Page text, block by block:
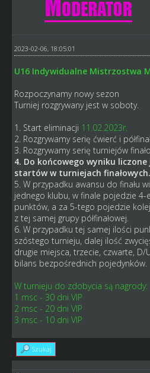
2023-02-06, 18:05:01
U16 Indywidualne Mistrzostwa
Rozpoczynamy nowysezon
Turniej rozgrywany jest w soboty.
1. Start eliminacji 11.02.2023r.
2. Rozgrywamy serię ćwierć i
3. Rozgrywamy serię turniejów
4. Do końcowego wyniku
startów w turniejach finałowych.
5. W przypadku awansu do finału
jednego klubu, w finale pojedzie 4-
punktów, a za 5-tego pojedzie
z tej samej grupy półfinałowej.
6. W przypadku tej samej ilości
szóstego turnieju, dalej ilość
drugie miejsca, trzecie, czwarte, D/
bilans bezpośrednich pojedynków.
W turnieju do zdobycia są nagrody:
1 msc - 30 dni VIP
2 msc - 20 dni VIP
3 msc - 10 dni VIP
Szukaj